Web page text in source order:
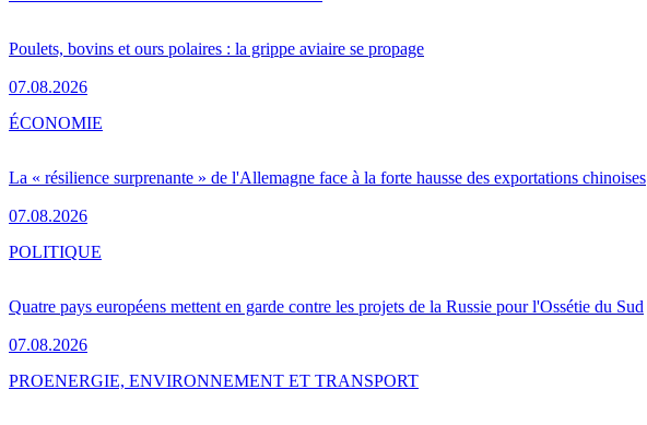
Poulets, bovins et ours polaires : la grippe aviaire se propage
07.08.2026
La « résilience surprenante » de l'Allemagne face à la forte hausse des exportations chinoises
07.08.2026
ÉCONOMIE
Quatre pays européens mettent en garde contre les projets de la Russie pour l'Ossétie du Sud
07.08.2026
POLITIQUE
PROENERGIE, ENVIRONNEMENT ET TRANSPORT